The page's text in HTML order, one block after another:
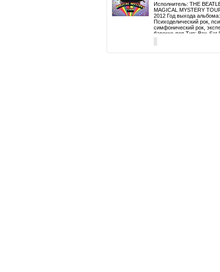
Исполнитель: THE
MAGICAL MYSTERY
2012 Год выхода
Психоделический рок,
симфонический рок,
барокко-поп Тип: Box-Set
45rpm 7" VINYL EPs